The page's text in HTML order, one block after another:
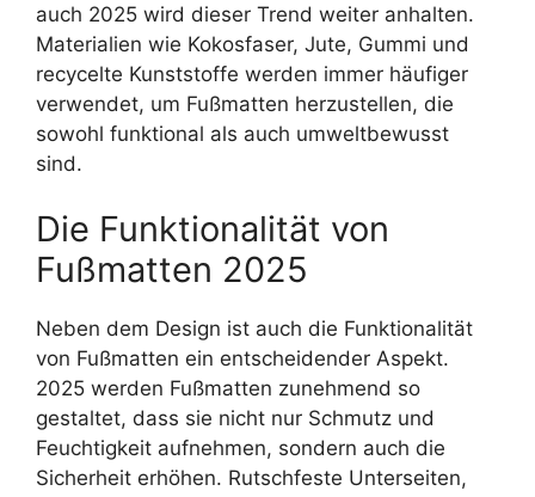
auch 2025 wird dieser Trend weiter anhalten.
Materialien wie Kokosfaser, Jute, Gummi und
recycelte Kunststoffe werden immer häufiger
verwendet, um Fußmatten herzustellen, die
sowohl funktional als auch umweltbewusst
sind.
Die Funktionalität von
Fußmatten 2025
Neben dem Design ist auch die Funktionalität
von Fußmatten ein entscheidender Aspekt.
2025 werden Fußmatten zunehmend so
gestaltet, dass sie nicht nur Schmutz und
Feuchtigkeit aufnehmen, sondern auch die
Sicherheit erhöhen. Rutschfeste Unterseiten,